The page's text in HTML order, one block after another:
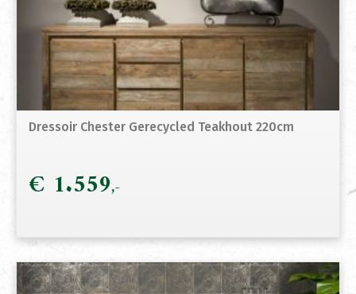
Dressoir Chester Gerecycled Teakhout 220cm
€ 1.559